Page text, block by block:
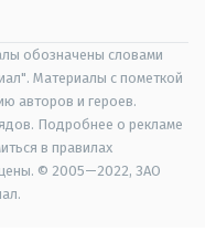
обозначены словами
Материалы с пометкой
авторов и героев.
Подробнее о рекламе
в правилах
© 2005—2022, ЗАО